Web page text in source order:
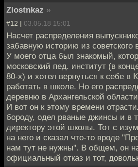
Zlostnkaz »
#12 | 03.05.18 15:01
Насчет распределения
забавную историю из советского
У моего отца был знакомый,
московский пед. институт (в
80-х) и хотел вернуться к себе в
работать в школе. Но его
деревню в Архангельской
И вот он к этому времени
бороду, одел рваные джинсы и в
директору этой школы. Тот с
на него и сказал что-то вроде
нам тут не нужны". В общем, он
официальный отказ и тот,